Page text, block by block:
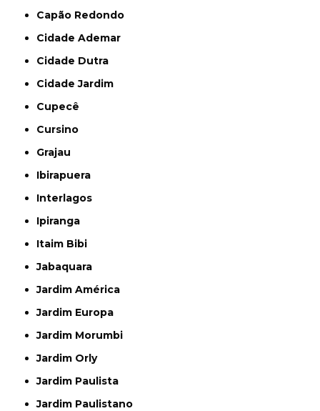
Capão Redondo
Cidade Ademar
Cidade Dutra
Cidade Jardim
Cupecê
Cursino
Grajau
Ibirapuera
Interlagos
Ipiranga
Itaim Bibi
Jabaquara
Jardim América
Jardim Europa
Jardim Morumbi
Jardim Orly
Jardim Paulista
Jardim Paulistano